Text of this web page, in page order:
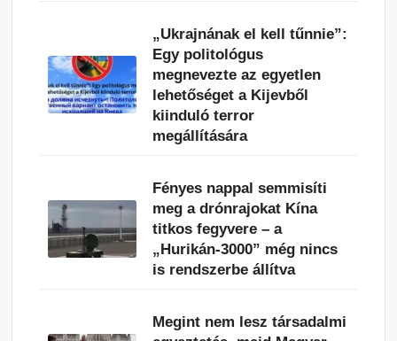
„Ukrajnának el kell tűnnie”:
Egy politológus
megnevezte az egyetlen
lehetőséget a Kijevből
kiinduló terror
megállítására
Fényes nappal semmisíti
meg a drónrajokat Kína
titkos fegyvere – a
„Hurikán-3000” még nincs
is rendszerbe állítva
Megint nem lesz társadalmi